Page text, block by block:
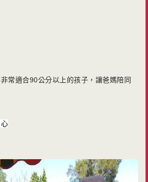
常適合90公分以上的孩子，讓爸媽陪同